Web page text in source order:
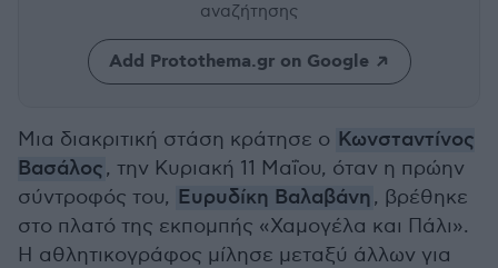
αναζήτησης
Add Protothema.gr on Google
Μια διακριτική στάση κράτησε ο Κωνσταντίνος
Βασάλος, την Κυριακή 11 Μαΐου, όταν η πρώην
σύντροφός του, Ευρυδίκη Βαλαβάνη, βρέθηκε
στο πλατό της εκπομπής «Χαμογέλα και Πάλι».
Η αθλητικογράφος μίλησε μεταξύ άλλων για